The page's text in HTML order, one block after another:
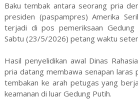
Baku tembak antara seorang pria
presiden (paspampres) Amerika
terjadi di pos pemeriksaan Gedung
Sabtu (23/5/2026) petang waktu
Hasil penyelidikan awal Dinas
pria datang membawa senapan laras
tembakan ke arah petugas yang
keamanan di luar Gedung Putih.